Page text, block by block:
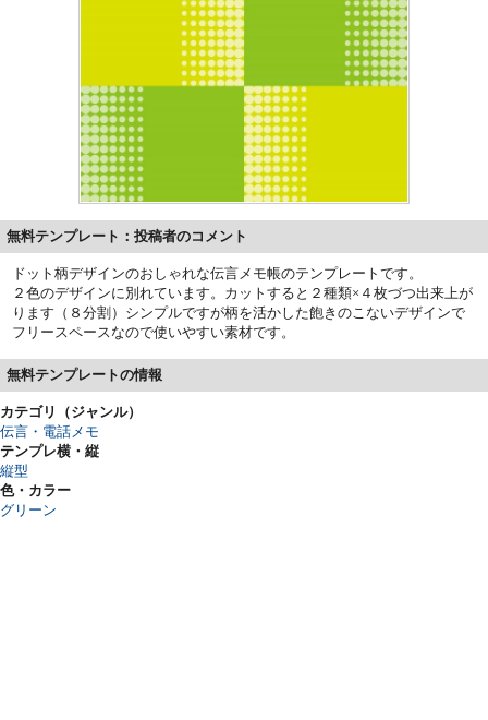
無料テンプレート：投稿者のコメント
ドット柄デザインのおしゃれな伝言メモ帳のテンプレートです。
２色のデザインに別れています。カットすると２種類×４枚づつ出来上が
ります（８分割）シンプルですが柄を活かした飽きのこないデザインで
フリースペースなので使いやすい素材です。
無料テンプレートの情報
カテゴリ（ジャンル）
伝言・電話メモ
テンプレ横・縦
縦型
色・カラー
グリーン